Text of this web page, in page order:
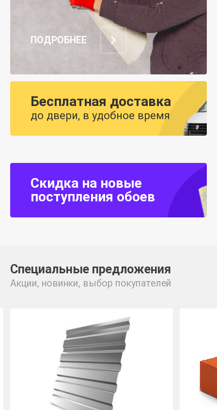
ПОДРОБНЕЕ
Бесплатная доставка
до двери, в удобное время
Скидка на новые
поступления обоев
Специальные предложения
Акции, новинки, выбор покупателей